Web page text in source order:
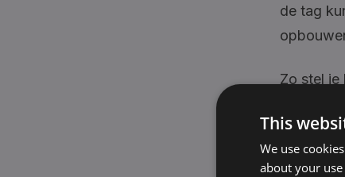
de tag
Zo stel je
Ga
Kies
This
We use
about your